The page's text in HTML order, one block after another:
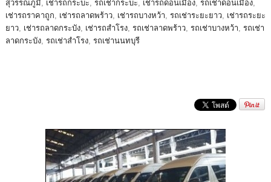
สุวรรณภูมิ, เช่ารถกระบะ, รถเช่ากระบะ, เช่ารถดอนเมือง, รถเช่าดอนเมือง,
เช่ารถราคาถูก, เช่ารถลาดพร้าว, เช่ารถบางหว้า, รถเช่าระยะยาว, เช่ารถระยะ
ยาว, เช่ารถลาดกระบัง, เช่ารถสำโรง, รถเช่าลาดพร้าว, รถเช่าบางหว้า, รถเช่า
ลาดกระบัง, รถเช่าสำโรง, รถเช่านนทบุรี